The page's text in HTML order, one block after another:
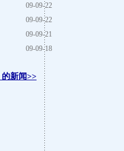
09-09-22
09-09-22
09-09-21
09-09-18
的新闻>>